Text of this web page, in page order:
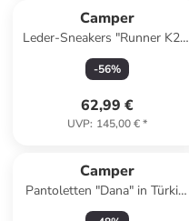
Camper
Leder-Sneakers "Runner K21"
in Hellbraun
-56%
62,99 €
UVP: 145,00 €*
Camper
Pantoletten "Dana" in Türkis/
Schwarz